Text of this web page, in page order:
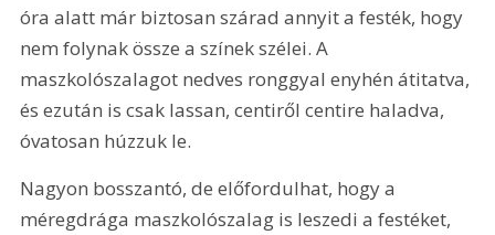
óra alatt már biztosan szárad annyit a festék, hogy
nem folynak össze a színek szélei. A
maszkolószalagot nedves ronggyal enyhén átitatva,
és ezután is csak lassan, centiről centire haladva,
óvatosan húzzuk le.
Nagyon bosszantó, de előfordulhat, hogy a
méregdrága maszkolószalag is leszedi a festéket,